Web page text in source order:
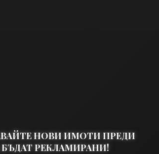
НОВИ ИМОТИ ПРЕДИ
БЪДАТ РЕКЛАМИРАНИ!